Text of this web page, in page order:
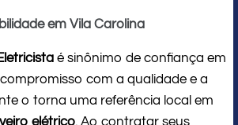
em Vila Carolina
é sinônimo de confiança em
com a qualidade e a
o torna uma referência local em
elétrico. Ao contratar seus